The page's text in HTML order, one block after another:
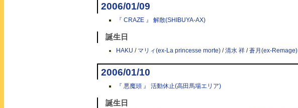
2006/01/09
『 CRAZE 』 解散(SHIBUYA-AX)
誕生日
HAKU / マリィ(ex-La princesse morte) /清水 祥 /蒼月(ex-Remage)
2006/01/10
『 悪魔頭 』 活動休止(高田馬場エリア)
誕生日